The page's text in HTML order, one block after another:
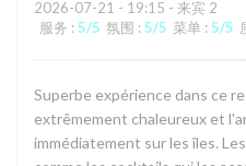
2026-07-21 - 19:15 - 来宾 2
服务 : 5/5 氛围 : 5/5 菜单 : 5/5
Superbe expérience dans ce
extrêmement chaleureux et
immédiatement sur les îles.